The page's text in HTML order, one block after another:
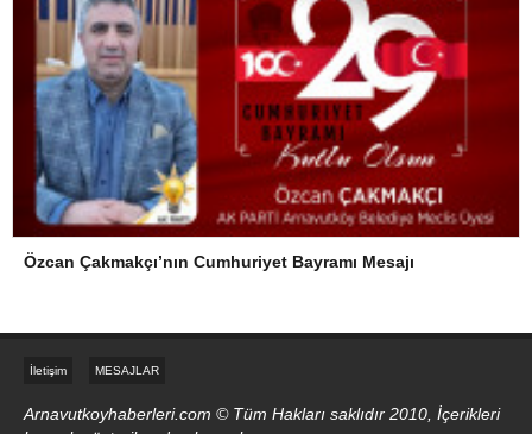
Özcan Çakmakçı’nın Cumhuriyet Bayramı Mesajı
İletişim MESAJLAR
Arnavutkoyhaberleri.com © Tüm Hakları saklıdır 2010, İçerikleri